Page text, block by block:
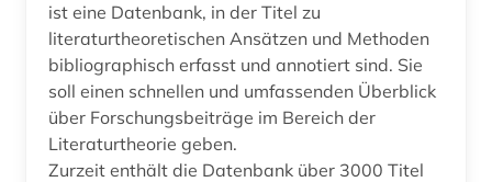
ist eine Datenbank, in der Titel zu
literaturtheoretischen Ansätzen und Methoden
bibliographisch erfasst und annotiert sind. Sie
soll einen schnellen und umfassenden Überblick
über Forschungsbeiträge im Bereich der
Literaturtheorie geben.
Zurzeit enthält die Datenbank über 3000 Titel